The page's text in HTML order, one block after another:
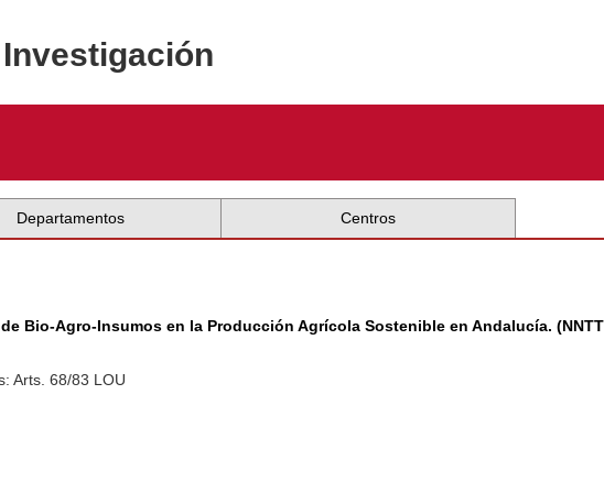
Departamentos Centros
Bio-Agro-Insumos en la Producción Agrícola Sostenible en Andalucía. (NNTT
Arts. 68/83 LOU